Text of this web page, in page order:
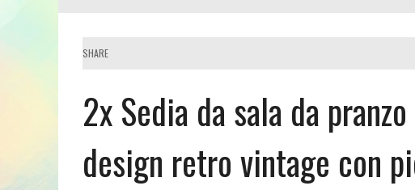
SHARE
2x Sedia da sala da
design retro vintage con